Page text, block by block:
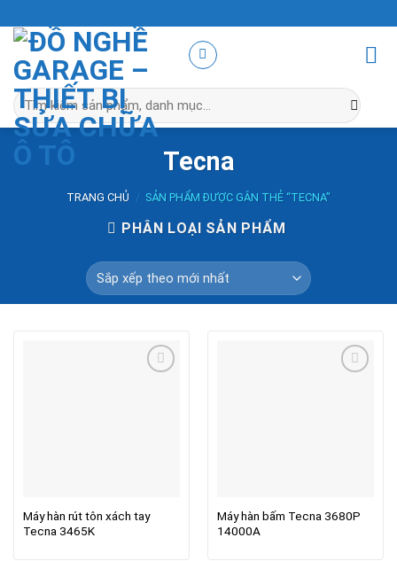
to
content
Tìm
kiếm:
Tecna
TRANG CHỦ / SẢN PHẨM ĐƯỢC GẮN THẺ “TECNA”
PHÂN LOẠI SẢN PHẨM
Máy hàn rút tôn xách tay
Tecna 3465K
Máy hàn bấm Tecna 3680P
14000A